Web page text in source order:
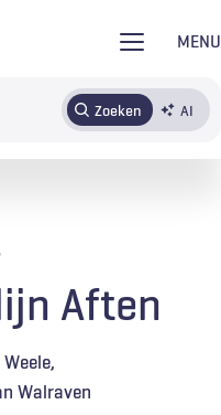
MENU
Zoeken AI
Inloggen
Aften
Walraven